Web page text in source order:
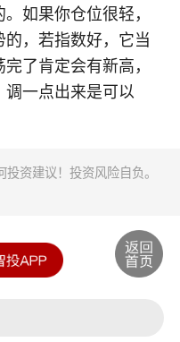
如果你仓位很轻，
，若指数好，它当
了肯定会有新高，
一点出来是可以
资建议！投资风险自负。